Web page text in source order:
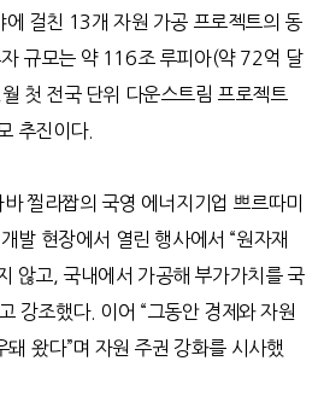
에 걸친 13개 자원 가공 프로젝트의 동
규모는 약116조 루피아(약72억 달
월 첫 전국 단위 다운스트림 프로젝트
추진이다.
찔라짭의 국영 에너지기업 쁘르따미
발 현장에서 열린 행사에서 “원자재
않고
국내에서 가공해 부가가치를 국
고 강조했다. 이어 “ 그동안 경제와 자원
돼 왔다”며 자원 주권 강화를 시사했